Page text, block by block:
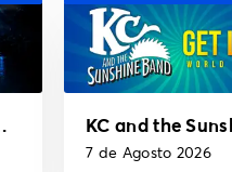
2026
7 de Agosto 2026